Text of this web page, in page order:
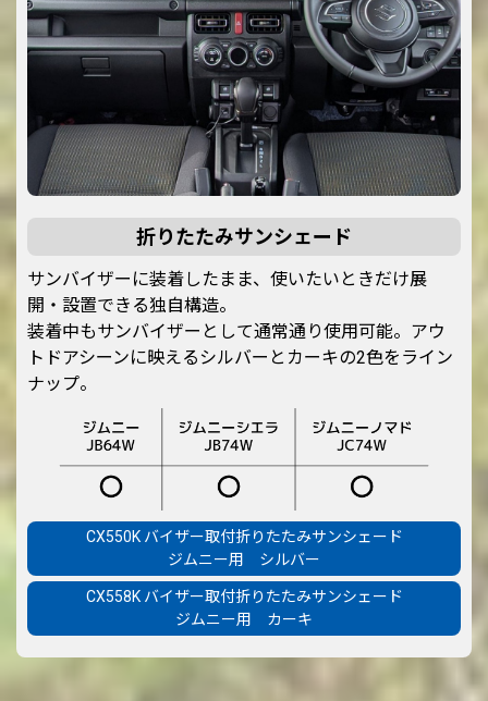
折りたたみサンシェード
サンバイザーに装着したまま、使いたいときだけ展
開・設置できる独自構造。
装着中もサンバイザーとして通常通り使用可能。アウ
トドアシーンに映えるシルバーとカーキの2色をライン
ナップ。
CX550K バイザー取付折りたたみサンシェード
ジムニー用 シルバー
CX558K バイザー取付折りたたみサンシェード
ジムニー用 カーキ